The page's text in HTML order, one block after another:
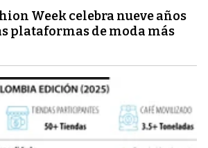
Week celebra nueve años
plataformas de moda más